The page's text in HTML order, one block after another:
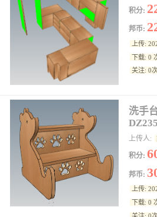
积分:
邦币:
上传:
下载: 0
关注: 0
洗手
DZ235
上传人:
积分:
邦币:
上传:
下载: 0
关注: 0